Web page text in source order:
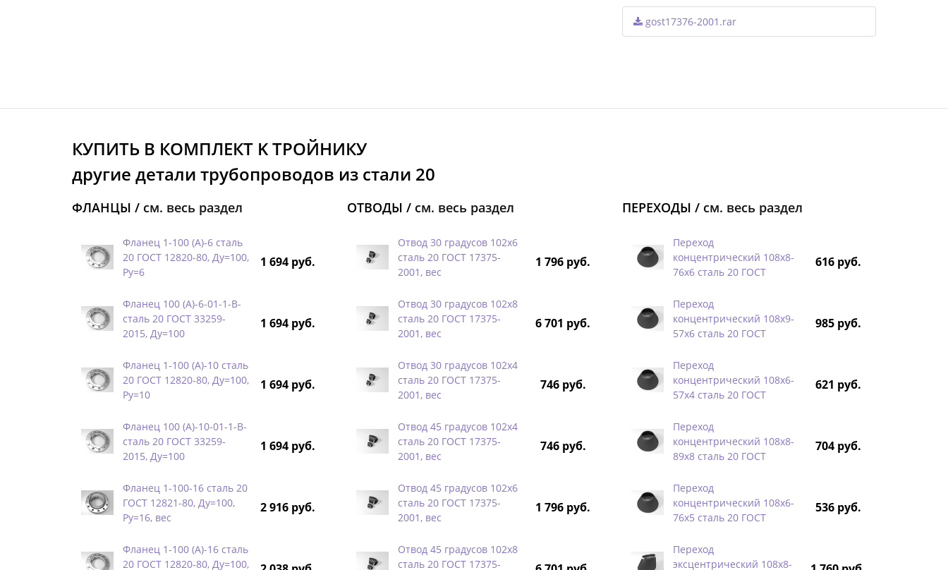
gost17376-2001.rar
КУПИТЬ В КОМПЛЕКТ K ТРОЙНИКУ
другие детали трубопроводов из стали 20
ФЛАНЦЫ / см. весь раздел
Фланец 1-100 (А)-6 сталь
20 ГОСТ 12820-80, Ду=100,
Ру=6
1 694 руб.
Фланец 100 (А)-6-01-1-B-
сталь 20 ГОСТ 33259-
2015, Ду=100
1 694 руб.
Фланец 1-100 (А)-10 сталь
20 ГОСТ 12820-80, Ду=100,
Ру=10
1 694 руб.
Фланец 100 (А)-10-01-1-B-
сталь 20 ГОСТ 33259-
2015, Ду=100
1 694 руб.
Фланец 1-100-16 сталь 20
ГОСТ 12821-80, Ду=100,
Ру=16, вес
2 916 руб.
Фланец 1-100 (А)-16 сталь
20 ГОСТ 12820-80, Ду=100,
ОТВОДЫ / см. весь раздел
Отвод 30 градусов 102х6
сталь 20 ГОСТ 17375-
2001, вес
1 796 руб.
Отвод 30 градусов 102х8
сталь 20 ГОСТ 17375-
2001, вес
6 701 руб.
Отвод 30 градусов 102х4
сталь 20 ГОСТ 17375-
2001, вес
746 руб.
Отвод 45 градусов 102х4
сталь 20 ГОСТ 17375-
2001, вес
746 руб.
Отвод 45 градусов 102х6
сталь 20 ГОСТ 17375-
2001, вес
1 796 руб.
Отвод 45 градусов 102х8
сталь 20 ГОСТ 17375-
ПЕРЕХОДЫ / см. весь раздел
Переход
концентрический 108х8-
76х6 сталь 20 ГОСТ
616 руб.
Переход
концентрический 108х9-
57х6 сталь 20 ГОСТ
985 руб.
Переход
концентрический 108х6-
57х4 сталь 20 ГОСТ
621 руб.
Переход
концентрический 108х8-
89х8 сталь 20 ГОСТ
704 руб.
Переход
концентрический 108х6-
76х5 сталь 20 ГОСТ
536 руб.
Переход
эксцентрический 108х8-